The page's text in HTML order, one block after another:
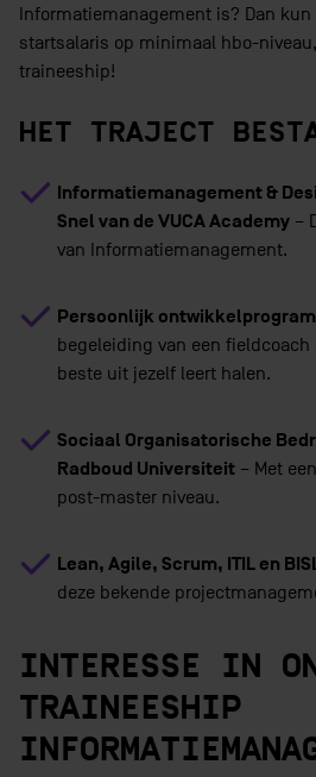
Informatiemanagement is? Dan
startsalaris op minimaal hbo-
traineeship!
HET TRAJECT
Informatiemanagement &
Snel van de VUCA Academy –
van Informatiemanagement.
Persoonlijk
begeleiding van een
beste uit jezelf leert halen.
Sociaal Organisatorische
Radboud Universiteit – Met
post-master niveau.
Lean, Agile, Scrum, ITIL en
deze bekende
INTERESSE IN
TRAINEESHIP